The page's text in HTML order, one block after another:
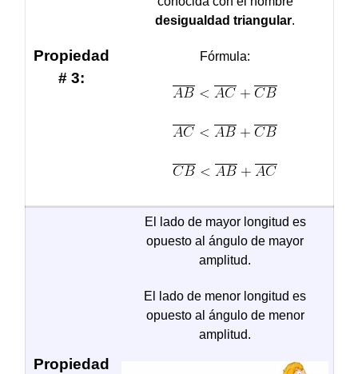
Propiedad
# 3:
desigualdad triangular.
Fórmula:
Propiedad
El lado de mayor longitud es
opuesto al ángulo de mayor
amplitud.
El lado de menor longitud es
opuesto al ángulo de menor
amplitud.